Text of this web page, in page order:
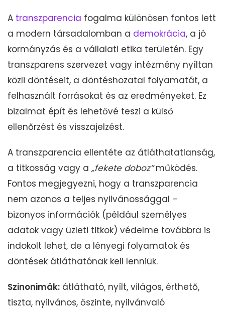
A transzparencia fogalma különösen fontos lett
a modern társadalomban a demokrácia, a jó
kormányzás és a vállalati etika területén. Egy
transzparens szervezet vagy intézmény nyíltan
közli döntéseit, a döntéshozatal folyamatát, a
felhasznált forrásokat és az eredményeket. Ez
bizalmat épít és lehetővé teszi a külső
ellenőrzést és visszajelzést.
A transzparencia ellentéte az átláthatatlanság,
a titkosság vagy a „fekete doboz”működés.
Fontos megjegyezni, hogy a transzparencia
nem azonos a teljes nyilvánossággal –
bizonyos információk (például személyes
adatok vagy üzleti titkok) védelme továbbra is
indokolt lehet, de a lényegi folyamatok és
döntések átláthatónak kell lenniük.
Szinonimák: átlátható, nyílt, világos, érthető,
tiszta, nyilvános, őszinte, nyilvánvaló